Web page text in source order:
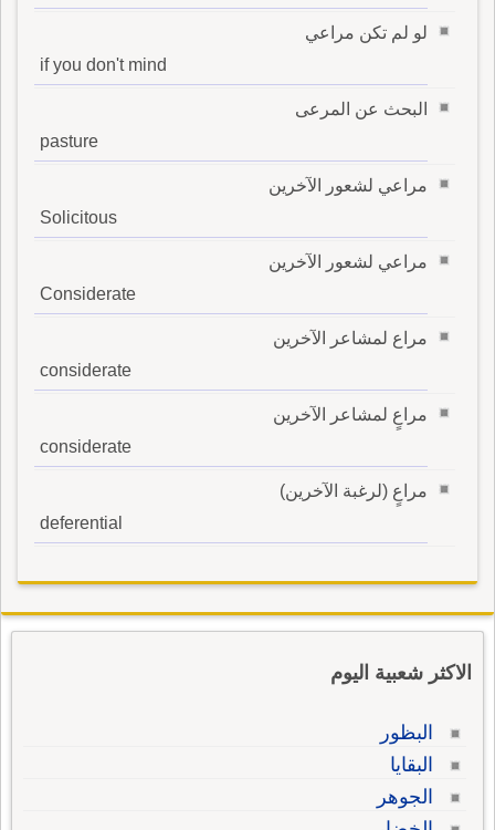
لو لم تكن مراعي
if you don't mind
البحث عن المرعى
pasture
مراعي لشعور الآخرين
Solicitous
مراعي لشعور الآخرين
Considerate
مراع لمشاعر الآخرين
considerate
مراعٍ لمشاعر الآخرين
considerate
مراعٍ (لرغبة الآخرين)
deferential
الاكثر شعبية اليوم
البظور
البقايا
الجوهر